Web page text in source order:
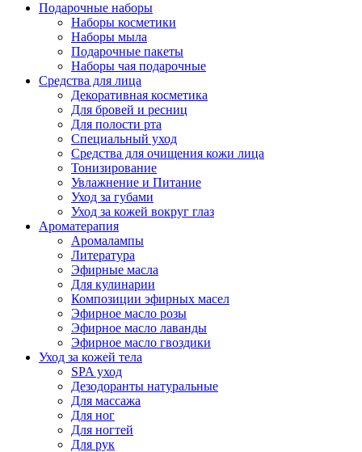
Подарочные наборы
Наборы косметики
Наборы мыла
Подарочные пакеты
Наборы чая подарочные
Средства для лица
Декоративная косметика
Для бровей и ресниц
Для полости рта
Специальный уход
Средства для очищения кожи лица
Тонизирование
Увлажнение и Питание
Уход за губами
Уход за кожей вокруг глаз
Ароматерапия
Аромалампы
Литература
Эфирные масла
Для кулинарии
Композиции эфирных масел
Эфирное масло розы
Эфирное масло лаванды
Эфирное масло гвоздики
Уход за кожей тела
SPA уход
Дезодоранты натуральные
Для массажа
Для ног
Для ногтей
Для рук